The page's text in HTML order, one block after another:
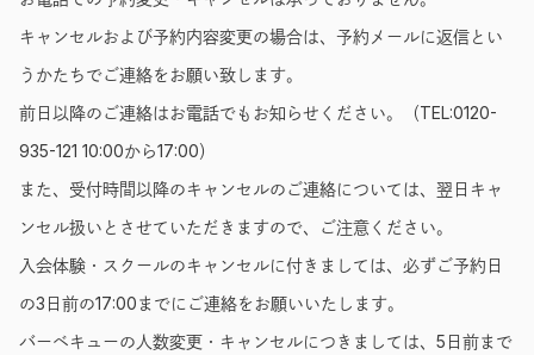
キャンセルおよび予約内容変更の場合は、予約メールに返信とい
うかたちでご連絡をお願い致します。
前日以降のご連絡はお電話でもお知らせください。（TEL:0120-
935-121 10:00から17:00）
また、受付時間以降のキャンセルのご連絡については、翌日キャ
ンセル扱いとさせていただきますので、ご注意ください。
入会体験・スクールのキャンセルに付きましては、必ずご予約日
の3日前の17:00までにご連絡をお願いいたします。
バーベキューの人数変更・キャンセルにつきましては、5日前まで